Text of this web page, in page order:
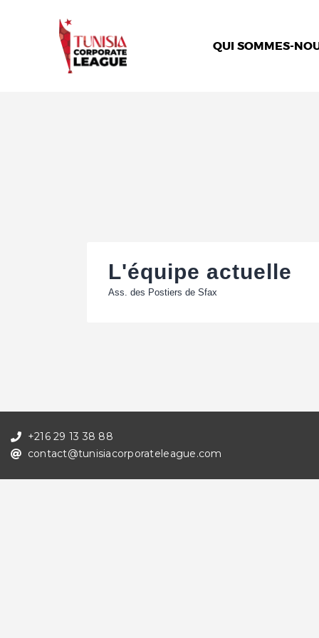
QUI SOMMES-
L'équipe actuelle
Ass. des Postiers de Sfax
+216 29 13 38 88
contact@tunisiacorporateleague.com